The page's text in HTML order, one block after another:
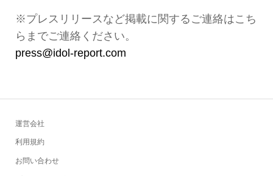
※プレスリリースなど掲載に関するご連絡はこち
らまでご連絡ください。
press@idol-report.com
運営会社
利用規約
お問い合わせ